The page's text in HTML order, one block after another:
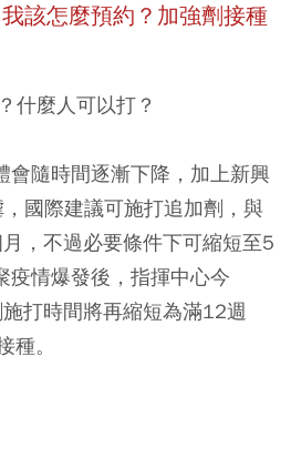
該怎麼預約？加強劑接種
什麼人可以打？
會隨時間逐漸下降，加上新興
國際建議可施打追加劑，與
，不過必要條件下可縮短至5
疫情爆發後，指揮中心今
施打時間將再縮短為滿12週
種。